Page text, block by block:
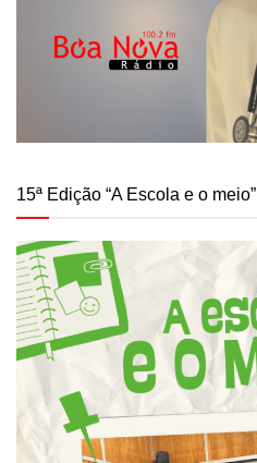
15ª Edição “A Escola e o meio”